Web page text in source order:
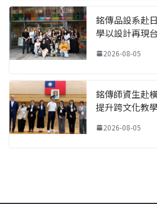
銘傳品設系赴
學以設計再現
2026-08-05
銘傳師資生赴
提升跨文化教
2026-08-05